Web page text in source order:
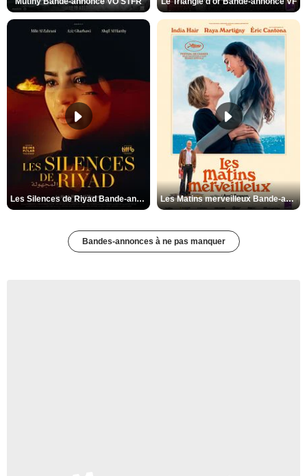
Les Silences de Riyad Bande-annonce VO STFR Les Matins merveilleux Bande-annonce VF
Bandes-annonces à ne pas manquer